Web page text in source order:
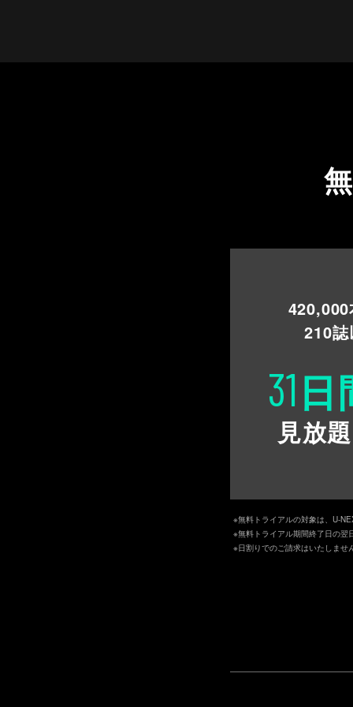
420,000
210
31日
見放
※無料トライアルの対象は、U-
※無料トライアル期間終了日の翌
※日割りでのご請求はいたしません